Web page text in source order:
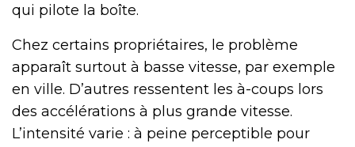
qui pilote la boîte.
Chez certains propriétaires, le problème
apparaît surtout à basse vitesse, par exemple
en ville. D’autres ressentent les à-coups lors
des accélérations à plus grande vitesse.
L’intensité varie : à peine perceptible pour